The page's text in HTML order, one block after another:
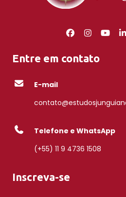
Entre em contato
E-mail
Telefone e WhatsApp
(+55) 11 9 4736 1508
Inscreva-se